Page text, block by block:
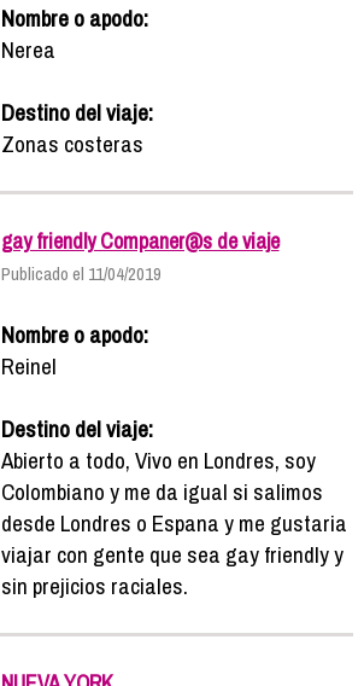
Nombre o apodo:
Nerea
Destino del viaje:
Zonas costeras
gay friendly Companer@s de viaje
Publicado el 11/04/2019
Nombre o apodo:
Reinel
Destino del viaje:
Abierto a todo, Vivo en Londres, soy
Colombiano y me da igual si salimos
desde Londres o Espana y me gustaria
viajar con gente que sea gay friendly y
sin prejicios raciales.